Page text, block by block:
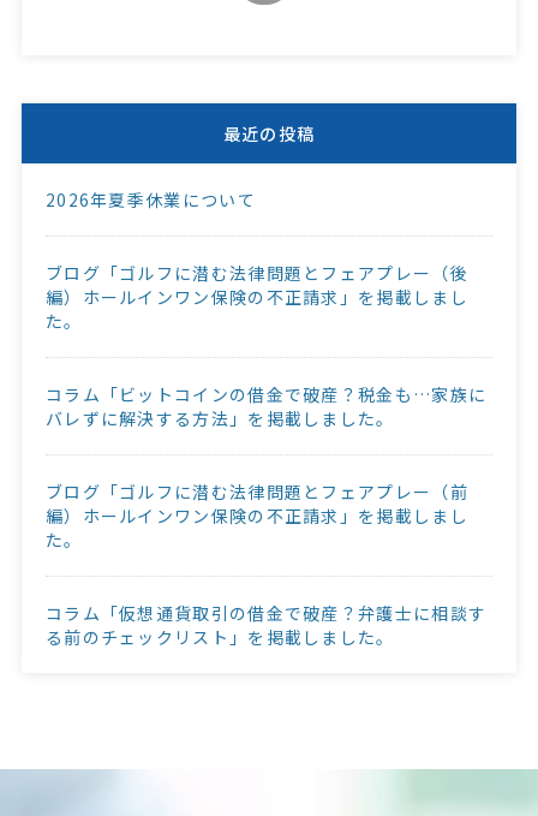
最近の投稿
2026年夏季休業について
ブログ「ゴルフに潜む法律問題とフェアプレー（後
編）ホールインワン保険の不正請求」を掲載しまし
た。
コラム「ビットコインの借金で破産？税金も…家族に
バレずに解決する方法」を掲載しました。
ブログ「ゴルフに潜む法律問題とフェアプレー（前
編）ホールインワン保険の不正請求」を掲載しまし
た。
コラム「仮想通貨取引の借金で破産？弁護士に相談す
る前のチェックリスト」を掲載しました。